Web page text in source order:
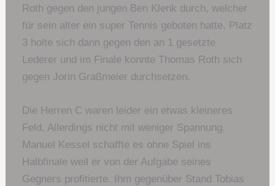
Roth gegen den jungen Ben Klenk durch, welcher
für sein alter ein super Tennis geboten hatte. Platz
3 holte sich dann gegen den an 1 gesetzte
Lederer und im Finale konnte Thomas Roth sich
gegen Jorin Graßmeier durchsetzen.
Die Herren C waren leider ein etwas kleineres
Feld. Allerdings nicht mit weniger Spannung.
Manuel Kessel schaffte es ohne Spiel ins
Halbfinale weil er von der Aufgabe seines
Gegners profitierte. Ihm gegenüber Stand Tobias